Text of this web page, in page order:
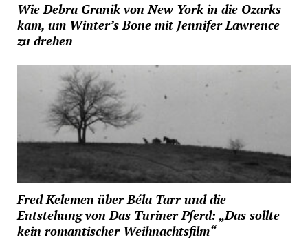
Wie Debra Granik von New York in die Ozarks
kam, um Winter’s Bone mit Jennifer Lawrence
zu drehen
Fred Kelemen über Béla Tarr und die
Entstehung von Das Turiner Pferd: „Das sollte
kein romantischer Weihnachtsfilm“